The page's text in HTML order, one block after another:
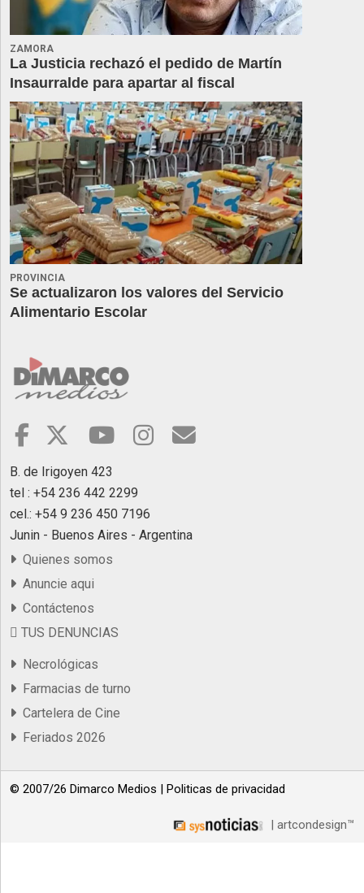
ZAMORA
La Justicia rechazó el pedido de Martín
Insaurralde para apartar al fiscal
PROVINCIA
Se actualizaron los valores del Servicio
Alimentario Escolar
B. de Irigoyen 423
tel : +54 236 442 2299
cel.: +54 9 236 450 7196
Junin - Buenos Aires - Argentina
Quienes somos
Anuncie aqui
Contáctenos
TUS DENUNCIAS
Necrológicas
Farmacias de turno
Cartelera de Cine
Feriados 2026
© 2007/26 Dimarco Medios | Politicas de privacidad
| artcondesign™